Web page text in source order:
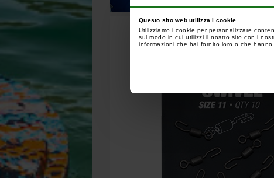
Questo sito web utilizza i cookie
Utilizziamo i cookie per personalizzare
sul modo in cui utilizzi il nostro sito con i
informazioni che hai fornito loro o che